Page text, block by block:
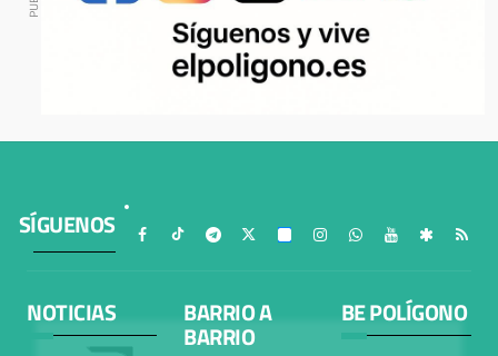
SÍGUENOS
NOTICIAS BARRIO A
BARRIO
BE POLÍGONO